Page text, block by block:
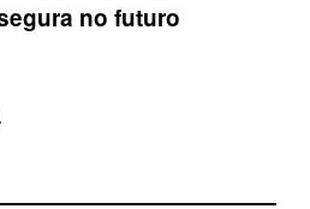
no futuro